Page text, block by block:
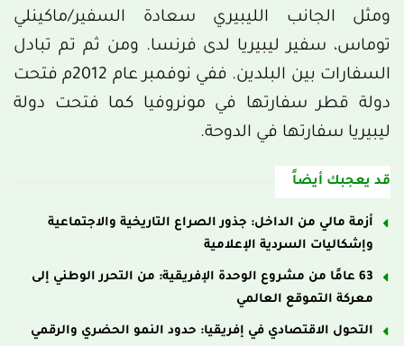
ومثل الجانب الليبيري سعادة السفير/ماكينلي
توماس، سفير ليبيريا لدى فرنسا. ومن ثم تم تبادل
السفارات بين البلدين. ففي نوفمبر عام 2012م فتحت
دولة قطر سفارتها في مونروفيا كما فتحت دولة
ليبيريا سفارتها في الدوحة.
قد يعجبك أيضاً
أزمة مالي من الداخل: جذور الصراع التاريخية والاجتماعية
وإشكاليات السردية الإعلامية
63 عامًا من مشروع الوحدة الإفريقية: من التحرر الوطني إلى
معركة التموقع العالمي
التحول الاقتصادي في إفريقيا: حدود النمو الحضري والرقمي